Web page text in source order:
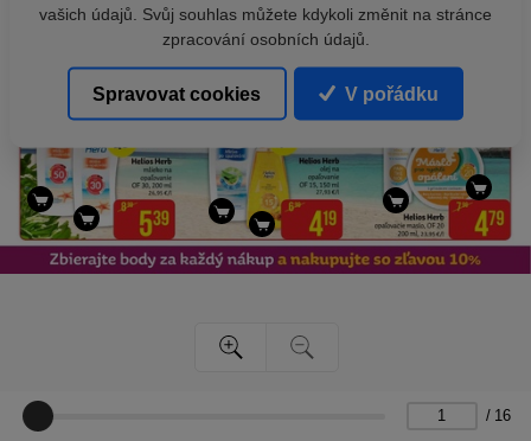
/ 16
vašich údajů. Svůj souhlas můžete kdykoli změnit na stránce
zpracování osobních údajů.
Spravovat cookies V pořádku